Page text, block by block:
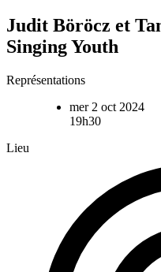
Judit Böröcz et
Singing Youth
Représentations
mer 2 oct 2024
19h30
Lieu